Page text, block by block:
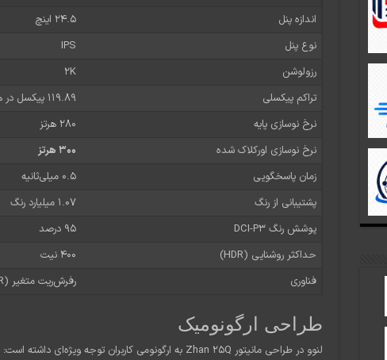
اندازه پنل
۲۴.۵ اینچ
نوع پنل
IPS
رزولوشن
2K
تراکم پیکسلی
۱۱۹.۸۹ پیکسل در هر اینچ
نرخ نوسازی پایه
۲۸۰ هرتز
نرخ نوسازی اورکلاک شده
۳۰۰ هرتز
زمان پاسخگویی
۰.۵ میلی‌ثانیه
پشتیبانی از رنگ
۱.۰۷ میلیارد رنگ
پوشش رنگ DCI-P3
۹۵ درصد
حداکثر روشنایی (HDR)
۴۰۰ نیت
فناوری
رفرش‌ریت متغیر (VRR)
طراحی ارگونومیک
لنوو در طراحی مانیتور Zhan 25Q به ارگونومی کاربران توجه ویژه‌ای داشته است: